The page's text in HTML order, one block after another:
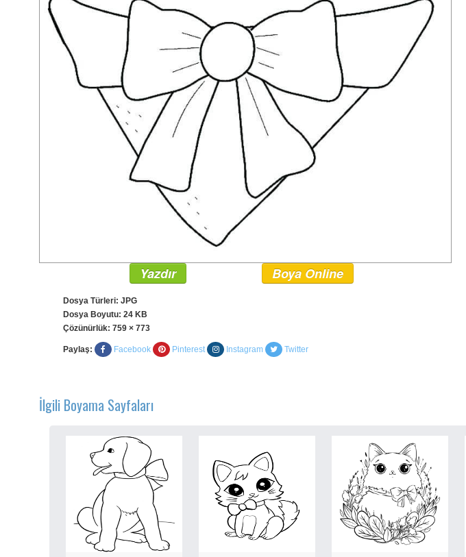
Yazdır Boya Online
Dosya Türleri: JPG
Dosya Boyutu: 24 KB
Çözünürlük: 759 × 773
Paylaş: Facebook Pinterest Instagram Twitter
İlgili Boyama Sayfaları